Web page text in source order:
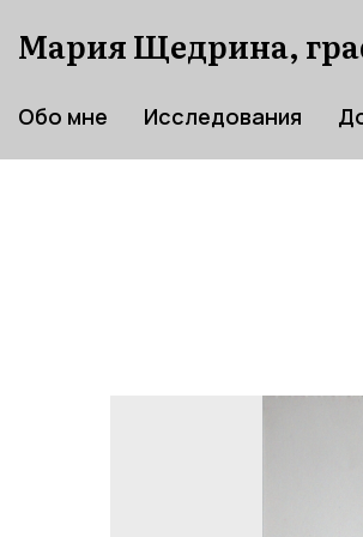
Мария Щедрина,
Обо мне Исследования